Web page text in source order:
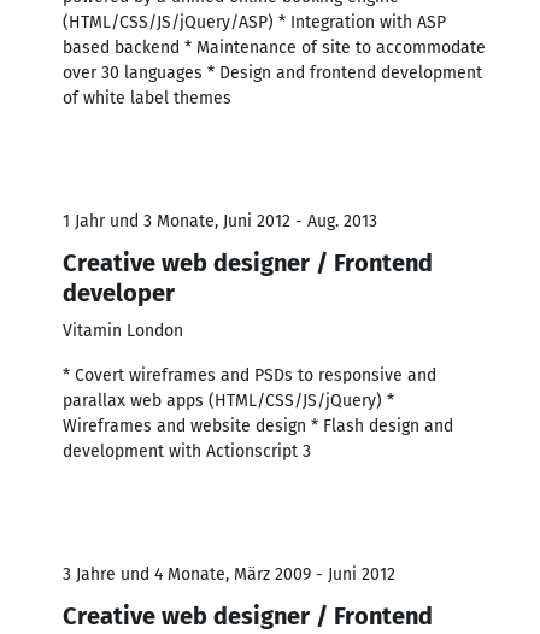
(HTML/CSS/JS/jQuery/ASP) * Integration with ASP
based backend * Maintenance of site to accommodate
over 30 languages * Design and frontend development
of white label themes
1 Jahr und 3 Monate, Juni 2012 - Aug. 2013
Creative web designer / Frontend
developer
Vitamin London
* Covert wireframes and PSDs to responsive and
parallax web apps (HTML/CSS/JS/jQuery) *
Wireframes and website design * Flash design and
development with Actionscript 3
3 Jahre und 4 Monate, März 2009 - Juni 2012
Creative web designer / Frontend